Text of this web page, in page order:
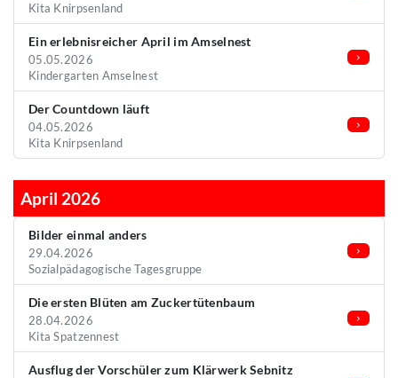
Kita Knirpsenland
Ein erlebnisreicher April im Amselnest
05.05.2026
Kindergarten Amselnest
Der Countdown läuft
04.05.2026
Kita Knirpsenland
April 2026
Bilder einmal anders
29.04.2026
Sozialpädagogische Tagesgruppe
Die ersten Blüten am Zuckertütenbaum
28.04.2026
Kita Spatzennest
Ausflug der Vorschüler zum Klärwerk Sebnitz